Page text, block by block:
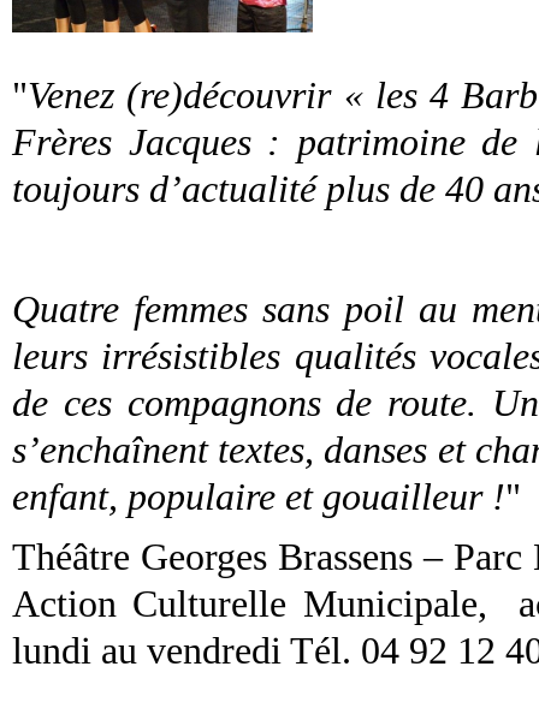
"Venez (re)découvrir « les 4
Frères Jacques : patrimoine de
toujours d’actualité plus de 40
Quatre femmes sans poil au
leurs irrésistibles qualités
de ces compagnons de route.
s’enchaînent textes, danses et
enfant, populaire et gouailleur !"
Théâtre Georges Brassens –
Action Culturelle Municipale,
lundi au vendredi Tél. 04 92 12